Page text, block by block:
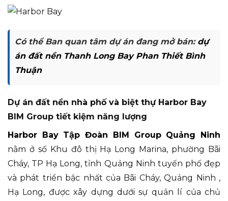
Có thể Ban quan tâm dự án đang mở bán: dự
án đất nền Thanh Long Bay Phan Thiết Bình
Thuận
Dự án đất nền nhà phố và biệt thự Harbor Bay
BIM Group tiết kiệm năng lượng
Harbor Bay Tập Đoàn BIM Group Quảng Ninh
nằm ở số Khu đô thị Hạ Long Marina, phường Bãi
Cháy, TP Hạ Long, tỉnh Quảng Ninh tuyến phố đẹp
và phát triển bậc nhất của Bãi Cháy, Quảng Ninh ,
Hạ Long, được xây dựng dưới sự quản lí của chủ